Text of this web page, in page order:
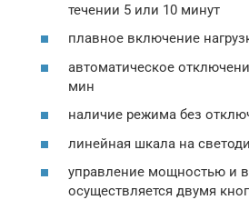
течении 5 или 10 минут
плавное включение
автоматическое
мин
наличие режима без
линейная шкала на
управление мощностью и
осуществляется двумя